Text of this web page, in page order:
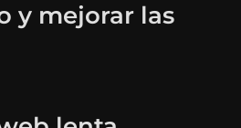
y mejorar las